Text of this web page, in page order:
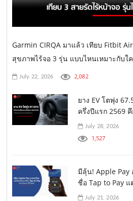
Garmin CIRQA มาแล้ว เทียบ Fitbit
สุขภาพไร้จอ 3 รุ่น แบบไหนเหมาะกับใ
July 22, 2026 2,082
ยาง EV โตพุ่ง
ครึ่งปีแรก 2569
July 28, 2026
1,527
มีลุ้น! Apple Pay
ชื่อ Tap to Pay
July 21, 2026